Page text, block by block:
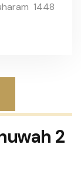
1448
2